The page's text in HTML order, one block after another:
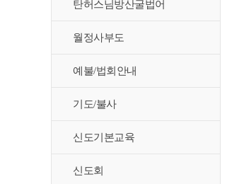
탄허스님방산굴법어
월정사부도
예불/법회안내
기도/불사
신도기본교육
신도회